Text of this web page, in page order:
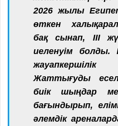
2026 жылы
өткен
бақ сынап, III
иеленуім болды.
Жаттығуды
биік шыңдар
бағындырып,
әлемдік